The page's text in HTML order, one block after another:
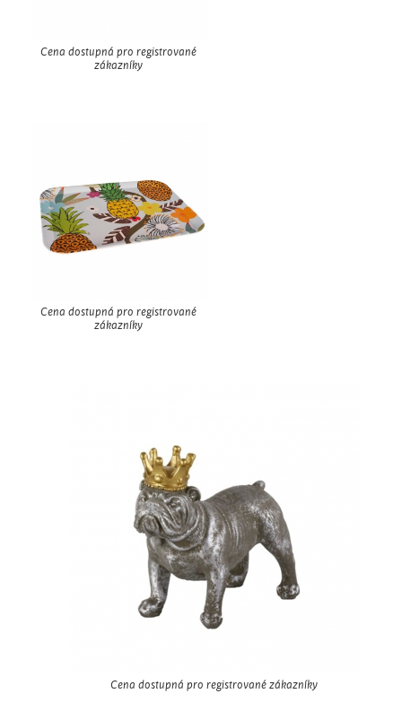
Cena dostupná pro registrované
zákazníky
Cena dostupná pro registrované
zákazníky
Cena dostupná pro registrované zákazníky